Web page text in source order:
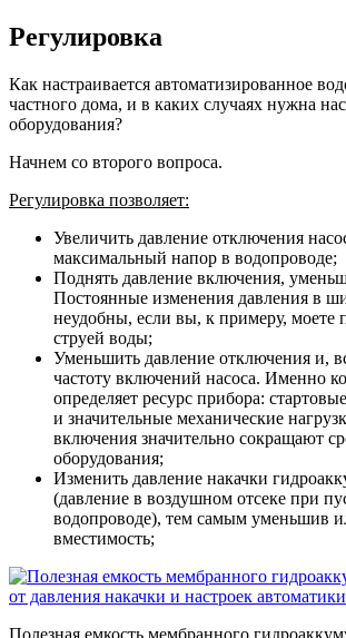
Регулировка
Как настраивается автоматизированное
частного дома, и в каких случаях нужна
оборудования?
Начнем со второго вопроса.
Регулировка позволяет:
Увеличить давление отключения
максимальный напор в водопроводе;
Поднять давление включения,
Постоянные изменения давления в
неудобны, если вы, к примеру, моете
струей воды;
Уменьшить давление отключения и,
частоту включений насоса. Именно
определяет ресурс прибора:
и значительные механические
включения значительно сокращают
оборудования;
Изменить давление накачки
(давление в воздушном отсеке при
водопроводе), тем самым уменьшив
вместимость;
Полезная емкость мембранного